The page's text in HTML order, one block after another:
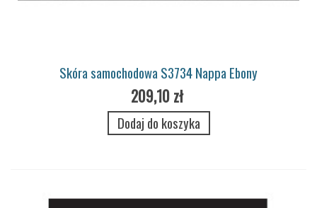
Skóra samochodowa S3734 Nappa Ebony
209,10 zł
Dodaj do koszyka